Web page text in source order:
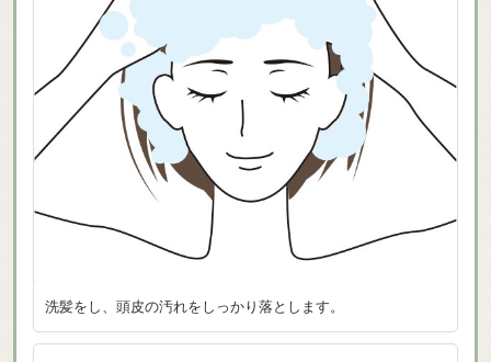
洗髪をし、頭皮の汚れをしっかり落とします。